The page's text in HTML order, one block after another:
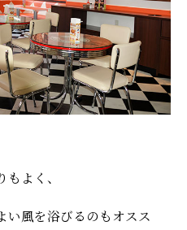
よく、
い風を浴びるのもオスス